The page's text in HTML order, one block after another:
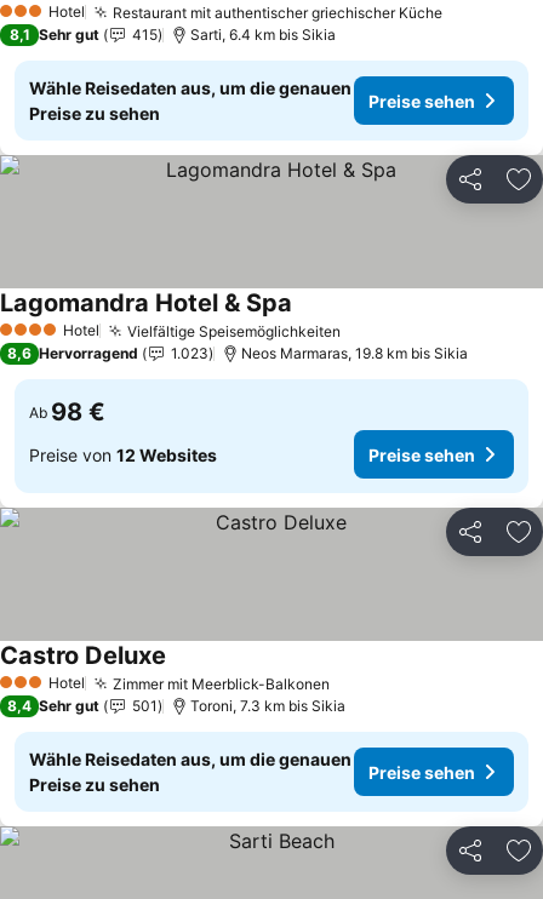
3 SterneHotel Restaurant mit authentischer griechischer Küche
8,1 Sehr gut 415 Sarti, 6.4 km bis Sikia
Wähle Reisedaten aus, um die genauen
Preise zu sehen
Preise sehen
Teilen
4 Sterne Hotel Vielfältige Speisemöglichkeiten
Lagomandra Hotel & Spa
8,6 Hervorragend 1.023 Neos Marmaras, 19.8 km bis Sikia
Ab 98 €
Preise von 12 Websites Preise sehen
Teilen
3 SterneHotel Zimmer mit Meerblick-Balkonen
Castro Deluxe
8,4 Sehr gut 501 Toroni, 7.3 km bis Sikia
Wähle Reisedaten aus, um die genauen
Preise zu sehen
Preise sehen
Teilen